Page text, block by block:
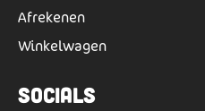
Afrekenen
Winkelwagen
Socials